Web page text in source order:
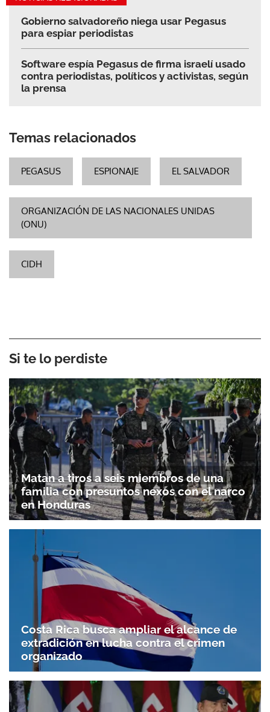
Gobierno salvadoreño niega usar Pegasus
para espiar periodistas
Software espía Pegasus de firma israelí usado
contra periodistas, políticos y activistas, según
la prensa
Temas relacionados
PEGASUS ESPIONAJE EL SALVADOR
ORGANIZACIÓN DE LAS NACIONALES UNIDAS
(ONU)
CIDH
Si te lo perdiste
Matan a tiros a seis miembros de una
familia con presuntos nexos con el narco
en Honduras
Costa Rica busca ampliar el alcance de
extradición en lucha contra el crimen
organizado